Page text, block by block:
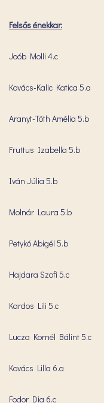
Felsős énekkar:
Joób Molli 4.c
Kovács-Kalic Katica 5.a
Aranyt-Tóth Amélia 5.b
Fruttus Izabella 5.b
Iván Júlia 5.b
Molnár Laura 5.b
Petykó Abigél 5.b
Hajdara Szofi 5.c
Kardos Lili 5.c
Lucza Kornél Bálint 5.c
Kovács Lilla 6.a
Fodor Dia 6.c